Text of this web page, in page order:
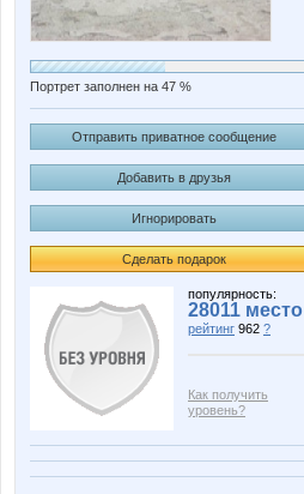
Портрет заполнен на 47 %
Отправить приватное сообщение
Добавить в друзья
Игнорировать
Сделать подарок
популярность:
28011 место
рейтинг 962 ?
Как получить
уровень?